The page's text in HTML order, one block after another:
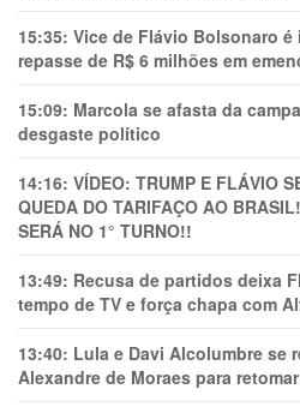
15:35: Vice de Flávio Bolsonaro
repasse de R$ 6 milhões em
15:09: Marcola se afasta da
desgaste político
14:16: VÍDEO: TRUMP E FLÁVIO
QUEDA DO TARIFAÇO AO
SERÁ NO 1° TURNO!!
13:49: Recusa de partidos deixa
tempo de TV e força chapa com
13:40: Lula e Davi Alcolumbre se
Alexandre de Moraes para